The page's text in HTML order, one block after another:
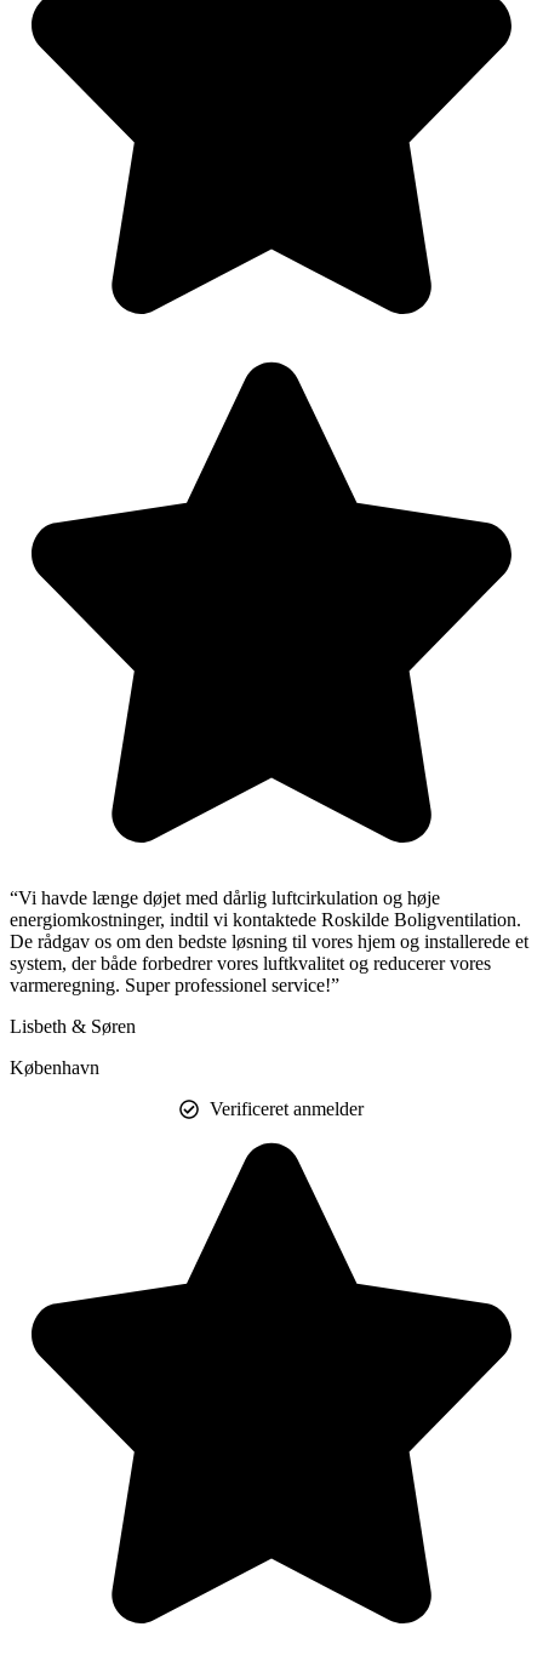
“Vi havde længe døjet med dårlig luftcirkulation og høje
energiomkostninger, indtil vi kontaktede Roskilde Boligventilation.
De rådgav os om den bedste løsning til vores hjem og installerede et
system, der både forbedrer vores luftkvalitet og reducerer vores
varmeregning. Super professionel service!”
Lisbeth & Søren
København
Verificeret anmelder